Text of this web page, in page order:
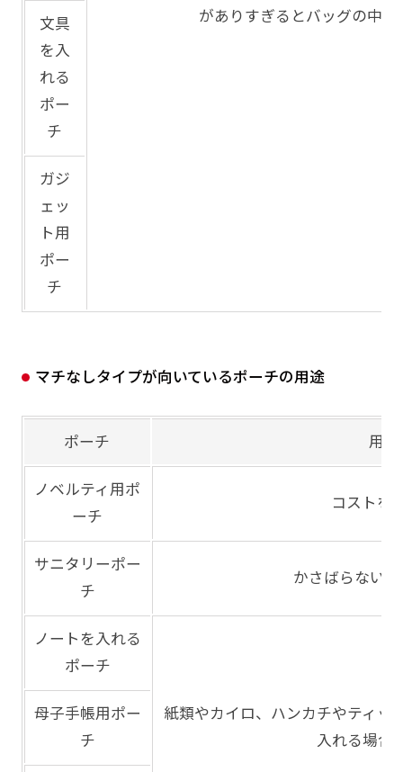
がありすぎるとバッグの中
文具
を入
れる
ポー
チ
ガジ
ェッ
ト用
ポー
チ
マチなしタイプが向いているポーチの用途
ポーチ 用
ノベルティ用ポ
ーチ
コストを
サニタリーポー
チ
かさばらない
ノートを入れる
ポーチ
紙類やカイロ、ハンカチやティッ
入れる場合
母子手帳用ポー
チ